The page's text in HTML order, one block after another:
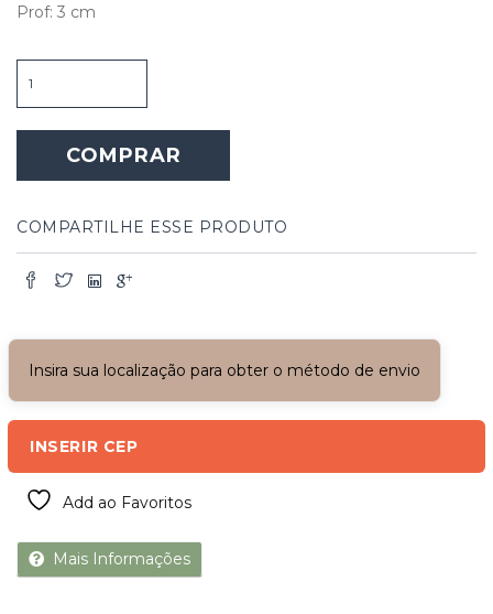
Prof: 3 cm
de
Madeira
com
Venezianas
quantidade
COMPRAR
COMPARTILHE ESSE PRODUTO
Insira sua localização para obter o método de envio
INSERIR CEP
Add ao Favoritos
Mais Informações